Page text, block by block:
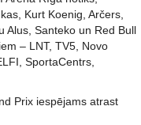
Kurt Koenig, Arčers,
Alus, Santeko un Red Bull
– LNT, TV5, Novo
SportaCentrs,
Prix iespējams atrast